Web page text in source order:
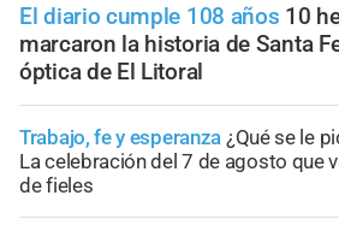
El diario cumple 108 años 10
marcaron la historia de Santa
óptica de El Litoral
Trabajo, fe y esperanza ¿Qué se le
La celebración del 7 de agosto que
de fieles